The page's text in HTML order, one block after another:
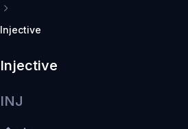
Injective
Injective
INJ